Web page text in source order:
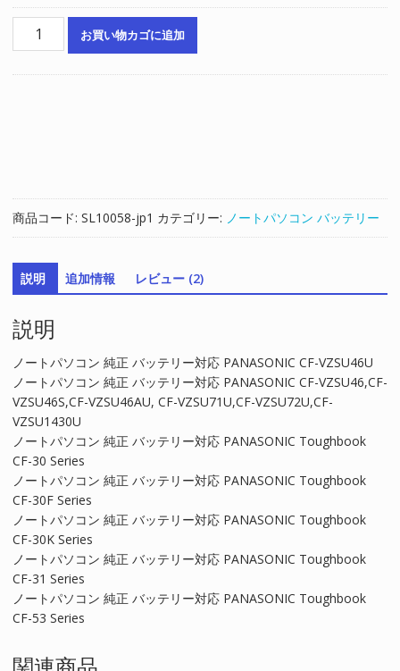
バ
ッ
テ
リ
ー
応
PANASONIC
CF-
VZSU46U
個
お買い物カゴに追加
商品コード: SL10058-jp1 カテゴリー: ノートパソコン バッテリー
説明 追加情報 レビュー (2)
説明
ノートパソコン 純正 バッテリー対応 PANASONIC CF-VZSU46U
ノートパソコン 純正 バッテリー対応 PANASONIC CF-VZSU46,CF-
VZSU46S,CF-VZSU46AU, CF-VZSU71U,CF-VZSU72U,CF-
VZSU1430U
ノートパソコン 純正 バッテリー対応 PANASONIC Toughbook
CF-30 Series
ノートパソコン 純正 バッテリー対応 PANASONIC Toughbook
CF-30F Series
ノートパソコン 純正 バッテリー対応 PANASONIC Toughbook
CF-30K Series
ノートパソコン 純正 バッテリー対応 PANASONIC Toughbook
CF-31 Series
ノートパソコン 純正 バッテリー対応 PANASONIC Toughbook
CF-53 Series